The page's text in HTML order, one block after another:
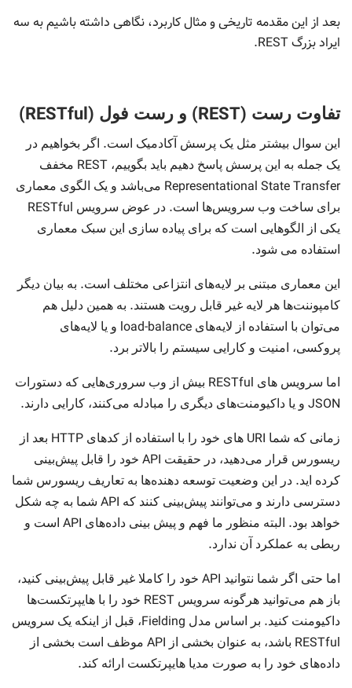
بعد از این مقدمه تاریخی و مثال کاربرد، نگاهی داشته باشیم به سه
ایراد بزرگ REST.
تفاوت رست (REST) و رست فول (RESTful)
این سوال بیشتر مثل یک پرسش آکادمیک است. اگر بخواهیم در
یک جمله به این پرسش پاسخ دهیم باید بگوییم، REST مخفف
Representational State Transfer می‌باشد و یک الگوی معماری
برای ساخت وب سرویس‌ها است. در عوض سرویس RESTful
یکی از الگوهایی است که برای پیاده سازی این سبک معماری
استفاده می شود.
این معماری مبتنی بر لایه‌های انتزاعی مختلف است. به بیان دیگر
کامپوننت‌ها هر لایه غیر قابل رویت هستند. به همین دلیل هم
می‌توان با استفاده از لایه‌های load-balance و یا لایه‌های
پروکسی، امنیت و کارایی سیستم را بالاتر برد.
اما سرویس های RESTful بیش از وب سروری‌هایی که دستورات
JSON و یا داکیومنت‌های دیگری را مبادله می‌کنند، کارایی دارند.
زمانی که شما URI های خود را با استفاده از کدهای HTTP بعد از
ریسورس قرار می‌دهید، در حقیقت API خود را قابل پیش‌بینی
کرده اید. در این وضعیت توسعه دهنده‌ها به تعاریف ریسورس شما
دسترسی دارند و می‌توانند پیش‌بینی کنند که API شما به چه شکل
خواهد بود. البته منظور ما فهم و پیش بینی داده‌های API است و
ربطی به عملکرد آن ندارد.
اما حتی اگر شما نتوانید API خود را کاملا غیر قابل پیش‌بینی کنید،
باز هم می‌توانید هرگونه سرویس REST خود را با هایپرتکست‌ها
داکیومنت کنید. بر اساس مدل Fielding، قبل از اینکه یک سرویس
RESTful باشد، به عنوان بخشی از API موظف است بخشی از
داده‌های خود را به صورت مدیا هایپرتکست ارائه کند.